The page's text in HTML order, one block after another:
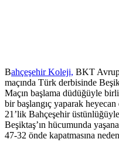
Bahçeşehir Koleji, BKT
maçında Türk derbisinde
Maçın başlama düdüğüyle
bir başlangıç yaparak
21’lik Bahçeşehir
Beşiktaş’ın hücumunda
47-32 önde kapatmasına